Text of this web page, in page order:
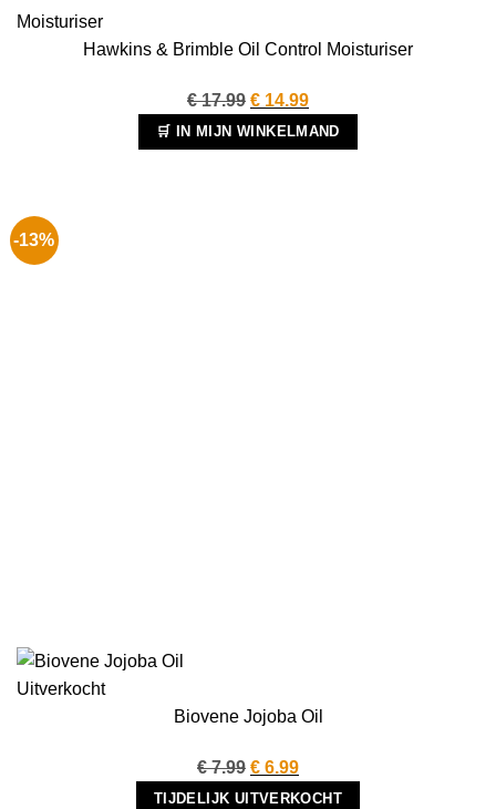
Hawkins & Brimble Oil Control Moisturiser
€17.99 Oorspronkelijke
prijs
was:
€ 14.99Huidige
prijs
is:
🛒 IN MIJN WINKELMAND
-13%
Uitverkocht
Biovene Jojoba Oil
€7.99 Oorspronkelijke
prijs
€ 6.99Huidige
prijs
TIJDELIJK UITVERKOCHT